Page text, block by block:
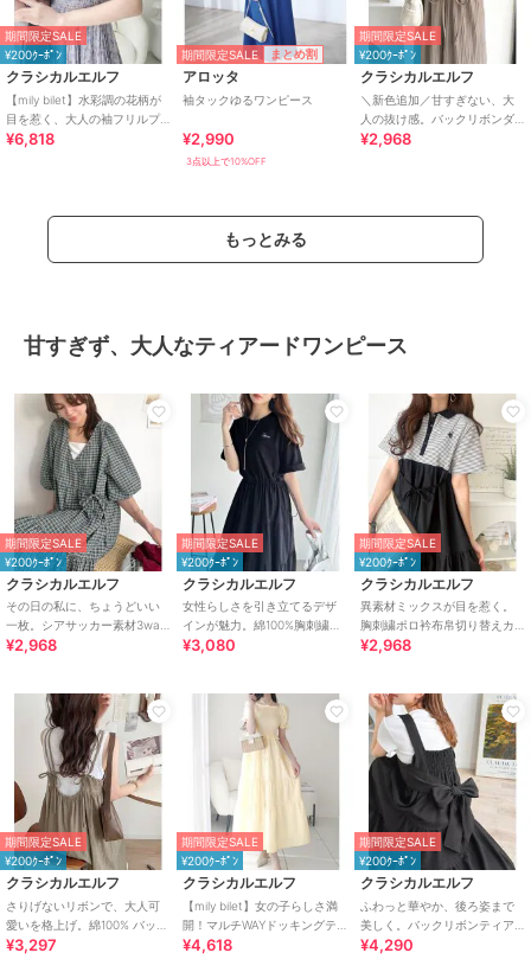
期間限定SALE
¥200ｸｰﾎﾟﾝ
クラシカルエルフ
【mily bilet】水彩調の花柄が
目を惹く、大人の袖フリルプ
リーツワンピース（半袖）
¥6,818
期間限定SALE まとめ割
アロッタ
袖タックゆるワンピース
¥2,990
3点以上で10%OFF
期間限定SALE
¥200ｸｰﾎﾟﾝ
クラシカルエルフ
＼新色追加／甘すぎない、大
人の抜け感。バックリボンダ
ブルストラッププリーツキャ
¥2,968
もっとみる
甘すぎず、大人なティアードワンピース
期間限定SALE
¥200ｸｰﾎﾟﾝ
クラシカルエルフ
その日の私に、ちょうどいい
一枚。シアサッカー素材3way
ティアードカシュクールロン
¥2,968
期間限定SALE
¥200ｸｰﾎﾟﾝ
クラシカルエルフ
女性らしさを引き立てるデザ
インが魅力。綿100%胸刺繍ド
ロストティアードワンピース
¥3,080
期間限定SALE
¥200ｸｰﾎﾟﾝ
クラシカルエルフ
異素材ミックスが目を惹く。
胸刺繍ポロ衿布帛切り替えカ
ットティアードワンピース
¥2,968
期間限定SALE
¥200ｸｰﾎﾟﾝ
クラシカルエルフ
さりげないリボンで、大人可
愛いを格上げ。綿100% バック
リボンティアードキャミワン
¥3,297
期間限定SALE
¥200ｸｰﾎﾟﾝ
クラシカルエルフ
【mily bilet】女の子らしさ満
開！マルチWAYドッキングテ
ィアードワンピース
¥4,618
期間限定SALE
¥200ｸｰﾎﾟﾝ
クラシカルエルフ
ふわっと華やか、後ろ姿まで
美しく。バックリボンティア
ードワンピース
¥4,290